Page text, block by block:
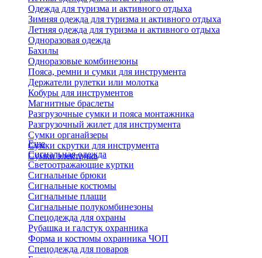
Одежда для туризма и активного отдыха
Зимняя одежда для туризма и активного отдыха
Летняя одежда для туризма и активного отдыха
Одноразовая одежда
Бахилы
Одноразовые комбинезоны
Пояса, ремни и сумки для инструмента
Держатели рулетки или молотка
Кобуры для инструментов
Магнитные браслеты
Разгрузочные сумки и пояса монтажника
Разгрузочный жилет для инструмента
Сумки органайзеры
Сумки скрутки для инструмента
Сумки электрика
Еще
Сигнальная одежда
Светоотражающие куртки
Сигнальные брюки
Сигнальные костюмы
Сигнальные плащи
Сигнальные полукомбинезоны
Спецодежда для охраны
Рубашка и галстук охранника
Форма и костюмы охранника ЧОП
Спецодежда для поваров